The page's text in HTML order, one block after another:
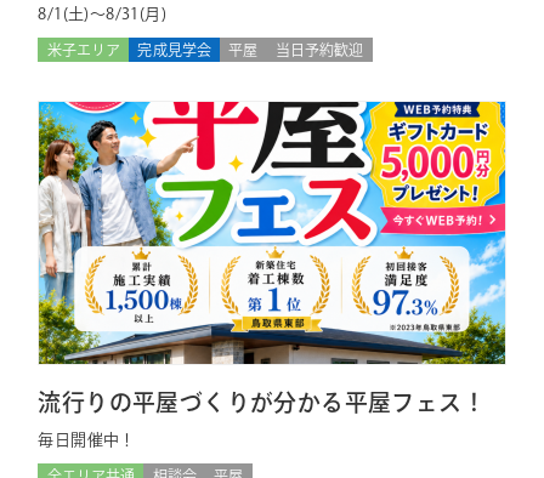
8/1(土)〜8/31(月)
米子エリア 完成見学会 平屋 当日予約歓迎
流行りの平屋づくりが分かる平屋フェス！
毎日開催中！